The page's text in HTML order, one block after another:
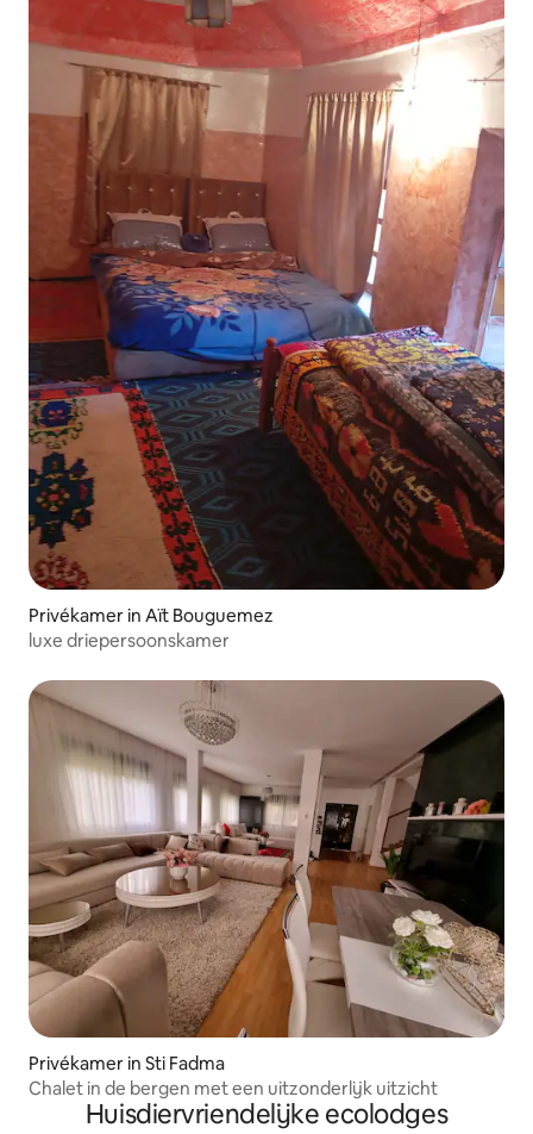
Privékamer in Aït Bouguemez
luxe driepersoonskamer
Privékamer in Sti Fadma
Chalet in de bergen met een uitzonderlijk uitzicht
Huisdiervriendelijke ecolodges